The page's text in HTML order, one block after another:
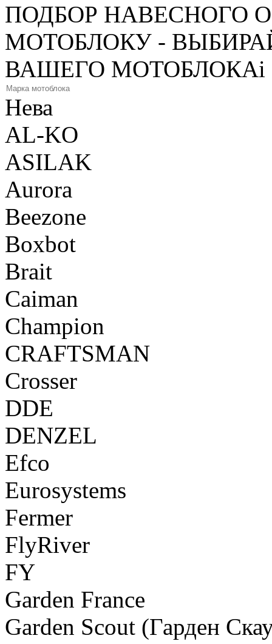
ПОДБОР НАВЕСНОГО
МОТОБЛОКУ -
ВАШЕГО МОТОБЛОКАi
Нева
AL-KO
ASILAK
Aurora
Beezone
Boxbot
Brait
Caiman
Champion
CRAFTSMAN
Crosser
DDE
DENZEL
Efco
Eurosystems
Fermer
FlyRiver
FY
Garden France
Garden Scout (Гарден